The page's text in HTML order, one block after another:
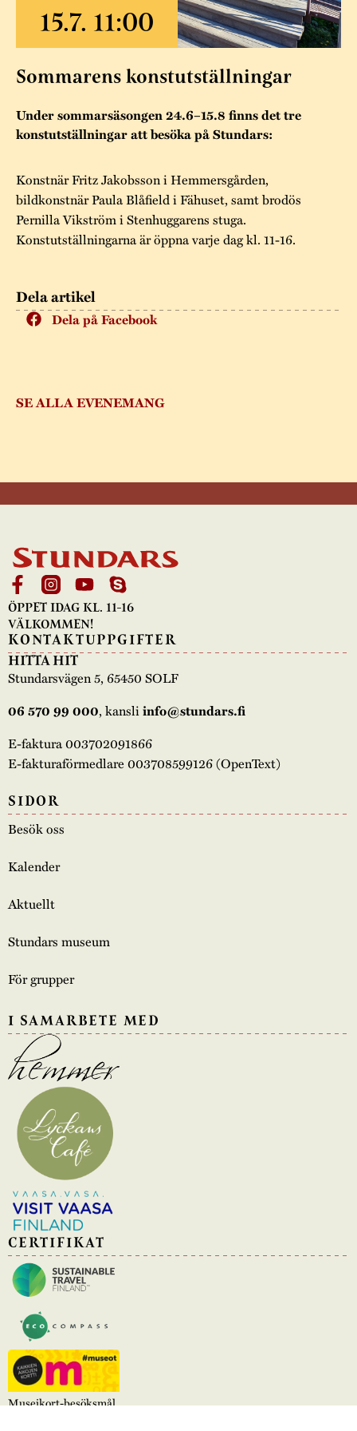
Tillgänglighet
Kontakta oss
Kalas på Stundars
Stundars teater
Jarl Hemmer
Byggnadsvård
Rödmyllan
Museipedagogik
Hantverk
Projekt
Stugornas Stundars
Museisamlingarna
Stundarsvänner
Marknader
Årsberättelser
Årets Gunnar
Stundars
registerbeskrivning
Dela artikel
Dela på Facebook
SE ALLA EVENEMANG
Sommarens konstutställningar
Under sommarsäsongen 24.6–15.8 finns det tre
konstutställningar att besöka på Stundars:
Konstnär Fritz Jakobsson i Hemmersgården,
bildkonstnär Paula Blåfield i Fähuset, samt brodös
Pernilla Vikström i Stenhuggarens stuga.
Konstutställningarna är öppna varje dag kl. 11-16.
ÖPPET IDAG KL. 11-16
VÄLKOMMEN!
KONTAKTUPPGIFTER
HITTA HIT
Stundarsvägen 5, 65450 SOLF
06 570 99 000, kansliinfo@stundars.fi
E-faktura 003702091866
E-fakturaförmedlare 003708599126 (OpenText)
SIDOR
Besök oss
Kalender
Aktuellt
Stundars museum
För grupper
I SAMARBETE MED
CERTIFIKAT
Museikort-besöksmål